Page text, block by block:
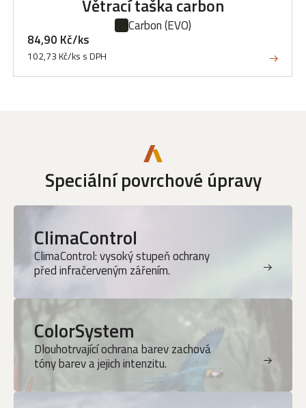
Větrací taška carbon
Carbon(EVO)
84,90 Kč/ks
102,73 Kč/ks s DPH
Speciální povrchové úpravy
ClimaControl
ClimaControl: vysoký stupeň ochrany
před infračerveným zářením.
ColorSystem
Dlouhotrvající ochrana barev zachová
tóny barev a jejich intenzitu.